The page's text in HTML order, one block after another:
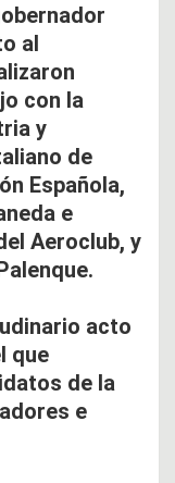
al
con la
y
de
Española,
e
Aeroclub, y
acto
que
de la
e